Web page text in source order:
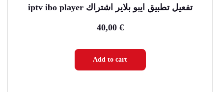
تفعيل تطبيق ايبو بلاير اشتراك iptv ibo player
40,00 €
Add to cart